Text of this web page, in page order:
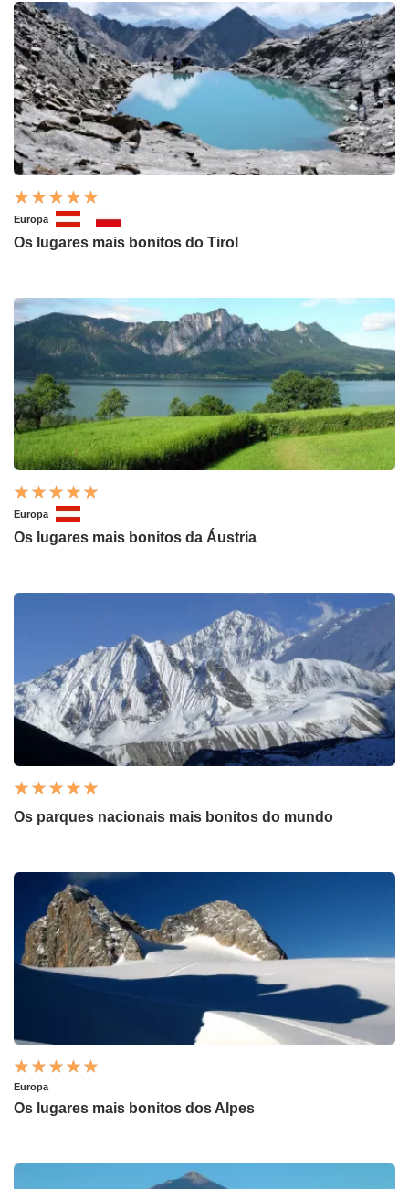
Europa
Os lugares mais bonitos do Tirol
Europa
Os lugares mais bonitos da Áustria
Os parques nacionais mais bonitos do mundo
Europa
Os lugares mais bonitos dos Alpes